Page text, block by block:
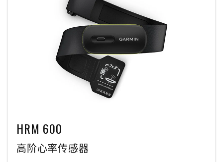
HRM 600
高阶心率传感器